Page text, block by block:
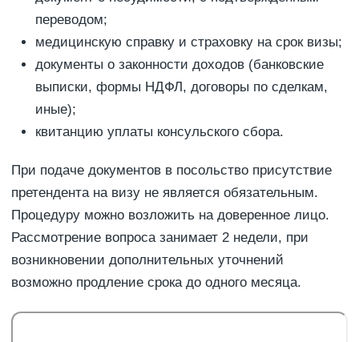
переводом;
медицинскую справку и страховку на срок визы;
документы о законности доходов (банковские
выписки, формы НДФЛ, договоры по сделкам,
иные);
квитанцию уплаты консульского сбора.
При подаче документов в посольство присутствие
претендента на визу не является обязательным.
Процедуру можно возложить на доверенное лицо.
Рассмотрение вопроса занимает 2 недели, при
возникновении дополнительных уточнений
возможно продление срока до одного месяца.